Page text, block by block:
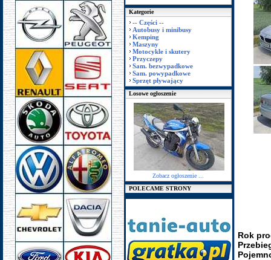
Kategorie
-- Części --
Autobusy i minibusy
Kemping
Maszyny
Motocykle i skutery
Przyczepy
Sam. bezwypadkowe
Sam. powypadkowe
Sprzęt pływający
Losowe ogłoszenie
Zobacz ogłoszenie ...
POLECAME STRONY
Rok